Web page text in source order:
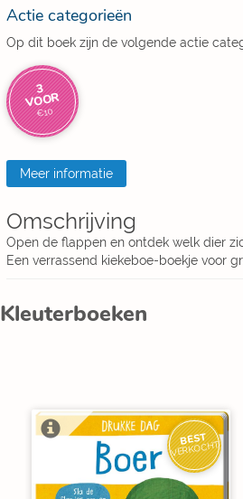
Actie categorieën
Op dit boek zijn de volgende actie
3
VOOR
€10
Meer informatie
Omschrijving
Open de flappen en ontdek welk dier
Een verrassend kiekeboe-boekje voor
Kleuterboeken
BEST
VERKOCHT